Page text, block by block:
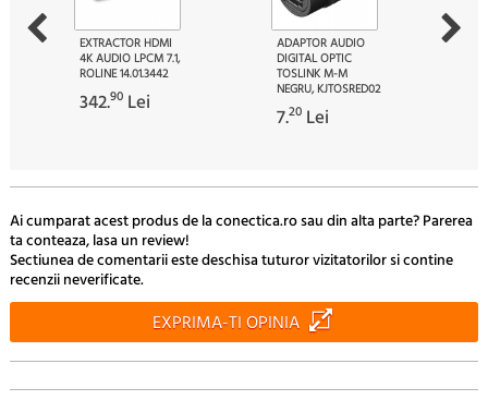
EXTRACTOR HDMI
4K AUDIO LPCM 7.1,
ROLINE 14.01.3442
342.90 Lei
ADAPTOR AUDIO
DIGITAL OPTIC
TOSLINK M-M
NEGRU, KJTOSRED02
7.20 Lei
Ai cumparat acest produs de la conectica.ro sau din alta parte? Parerea
ta conteaza, lasa un review!
Sectiunea de comentarii este deschisa tuturor vizitatorilor si contine
recenzii neverificate.
EXPRIMA-TI OPINIA